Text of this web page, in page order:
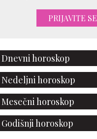
PRIJAVITE SE
Dnevni horoskop
Nedeljni horoskop
Mesečni horoskop
Godišnji horoskop